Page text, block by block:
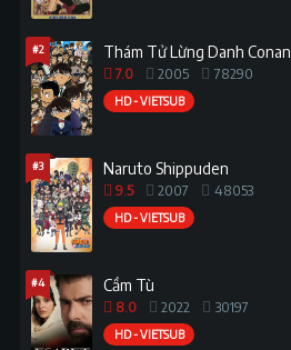
#2 Thám Tử Lừng Danh Conan
7.0 2005 78290
HD - VIETSUB
#3 Naruto Shippuden
9.5 2007 48053
HD - VIETSUB
#4 Cầm Tù
8.0 2022 30197
HD - VIETSUB